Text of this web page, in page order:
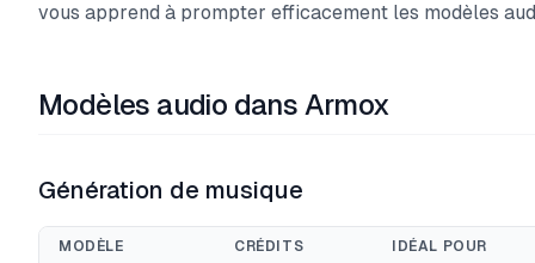
vous apprend à prompter efficacement les modèles
Modèles audio dans Armox
Génération de musique
MODÈLE CRÉDITS IDÉAL POUR